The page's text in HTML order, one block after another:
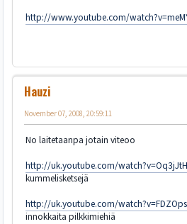
http://www.youtube.com/
Hauzi
November 07, 2008, 20:59:11
No laitetaanpa jotain viteoo
http://uk.youtube.com/
kummelisketsejä
http://uk.youtube.com/
innokkaita pilkkimiehiä